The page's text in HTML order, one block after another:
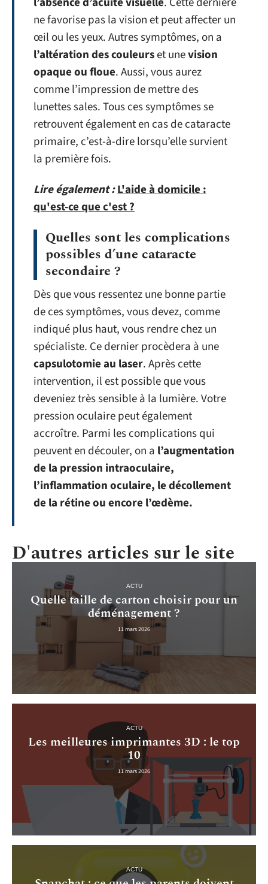
ne favorise pas la vision et peut affecter un
œil ou les yeux. Autres symptômes, on a
l’altération des couleurset unevision
opaque ou floue. Aussi, vous aurez
comme l’impression de mettre des
lunettes sales. Tous ces symptômes se
retrouvent également en cas de cataracte
primaire, c’est-à-dire lorsqu’elle survient
la première fois.
Lire également :L'aide à domicile :
qu'est-ce que c'est ?
Quelles sont les complications
possibles d’une cataracte
secondaire ?
Dès que vous ressentez une bonne partie
de ces symptômes, vous devez, comme
indiqué plus haut, vous rendre chez un
spécialiste. Ce dernier procèdera à une
capsulotomie au laser. Après cette
intervention, il est possible que vous
deveniez très sensible à la lumière. Votre
pression oculaire peut également
accroître. Parmi les complications qui
peuvent en découler, on a l’augmentation
de la pression intraoculaire,
l’inflammation oculaire, le décollement
de la rétine ou encore l’œdème.
D'autres articles sur le site
ACTU
Quelle taille de carton choisir pour un
déménagement ?
11 mars 2026
ACTU
Les meilleures imprimantes 3D : le top
10
11 mars 2026
ACTU